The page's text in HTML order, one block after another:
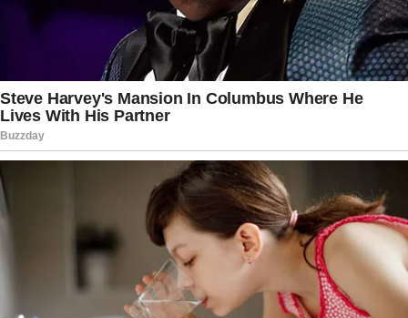
atmosfera e pode ocorrer em diferentes regiões
do planeta quando as condições climáticas são
favoráveis.
Mesmo assim, o contraste entre a beleza da
paisagem e o momento delicado vivido pela
população tornou as imagens ainda mais
impactantes. Enquanto o céu exibia um vermelho
intenso, milhares de pessoas permaneciam
preocupadas com os efeitos dos terremotos,
acompanhando as operações de resgate e